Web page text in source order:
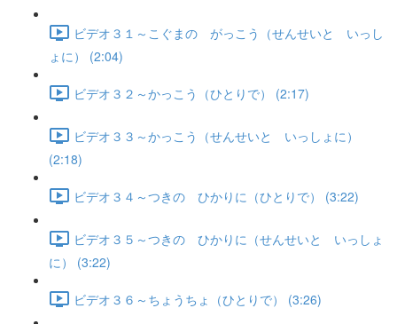
ビデオ３１～こぐまの がっこう（せんせいと いっし
ょに） (2:04)
ビデオ３２～かっこう（ひとりで） (2:17)
ビデオ３３～かっこう（せんせいと いっしょに）
(2:18)
ビデオ３４～つきの ひかりに（ひとりで） (3:22)
ビデオ３５～つきの ひかりに（せんせいと いっしょ
に） (3:22)
ビデオ３６～ちょうちょ（ひとりで） (3:26)